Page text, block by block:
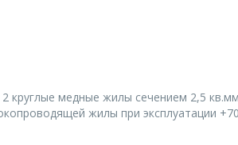
медные жилы сечением 2,5
жилы при эксплуатации